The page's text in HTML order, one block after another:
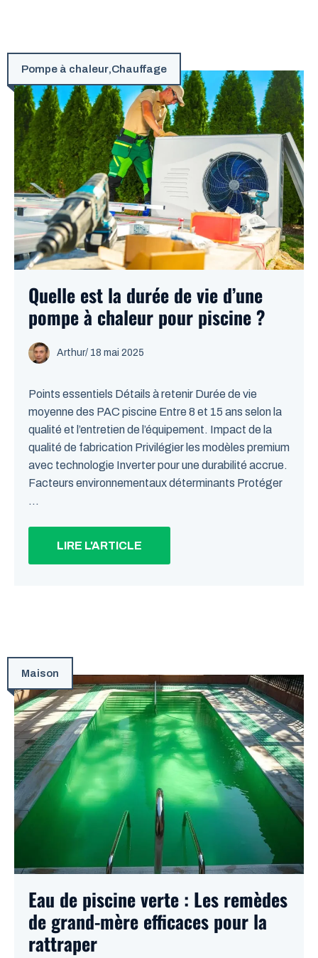
Pompe à chaleur,Chauffage
Quelle est la durée de vie d’une
pompe à chaleur pour piscine ?
Arthur/ 18 mai 2025
Points essentiels Détails à retenir Durée de vie
moyenne des PAC piscine Entre 8 et 15 ans selon la
qualité et l’entretien de l’équipement. Impact de la
qualité de fabrication Privilégier les modèles premium
avec technologie Inverter pour une durabilité accrue.
Facteurs environnementaux déterminants Protéger
...
LIRE L'ARTICLE
Maison
Eau de piscine verte : Les remèdes
de grand-mère efficaces pour la
rattraper